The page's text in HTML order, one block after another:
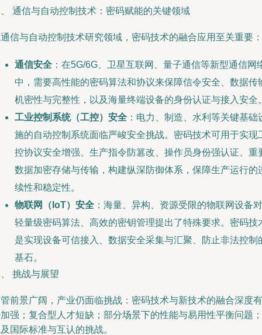
通信与自动控制技术：密码赋能的关键领域
信与自动控制技术研究领域，密码技术的融合应用至关重要：
通信安全 ：在5G/6G、卫星互联网、量子通信等新型通信网
中，需要高性能的密码算法和协议来保障信令安全、数据传
机密性与完整性，以及海量终端设备的身份认证与接入安全
工业控制系统（工控）安全 ：电力、制造、水利等关键基础
施的自动控制系统面临严峻安全挑战。密码技术可用于实现
控协议安全增强、生产指令防篡改、操作员身份强认证、重
数据加密存储与传输，构建纵深防御体系，保障生产运行的
续性和稳定性。
物联网（IoT）安全 ：海量、异构、资源受限的物联网设备对
轻量级密码算法、高效的密钥管理提出了特殊要求。密码技
是实现设备可信接入、数据安全采集与汇聚、防止非法控制
基石。
挑战与展望
前景广阔，产业仍面临挑战：密码技术与新技术的融合深度有
强；复合型人才短缺；部分场景下的性能与易用性平衡问题；
国际标准与互认的挑战。